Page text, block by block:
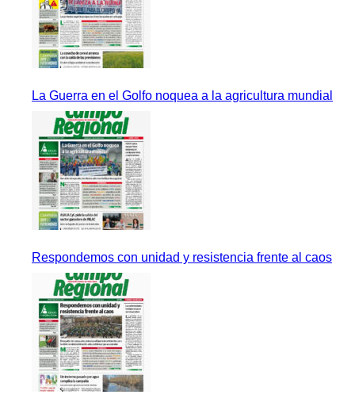
La Guerra en el Golfo noquea a la agricultura mundial
Respondemos con unidad y resistencia frente al caos